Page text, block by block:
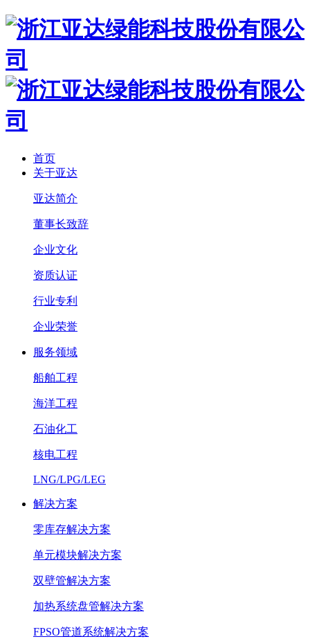
首页
关于亚达
亚达简介
董事长致辞
企业文化
资质认证
行业专利
企业荣誉
服务领域
船舶工程
海洋工程
石油化工
核电工程
LNG/LPG/LEG
解决方案
零库存解决方案
单元模块解决方案
双壁管解决方案
加热系统盘管解决方案
FPSO管道系统解决方案